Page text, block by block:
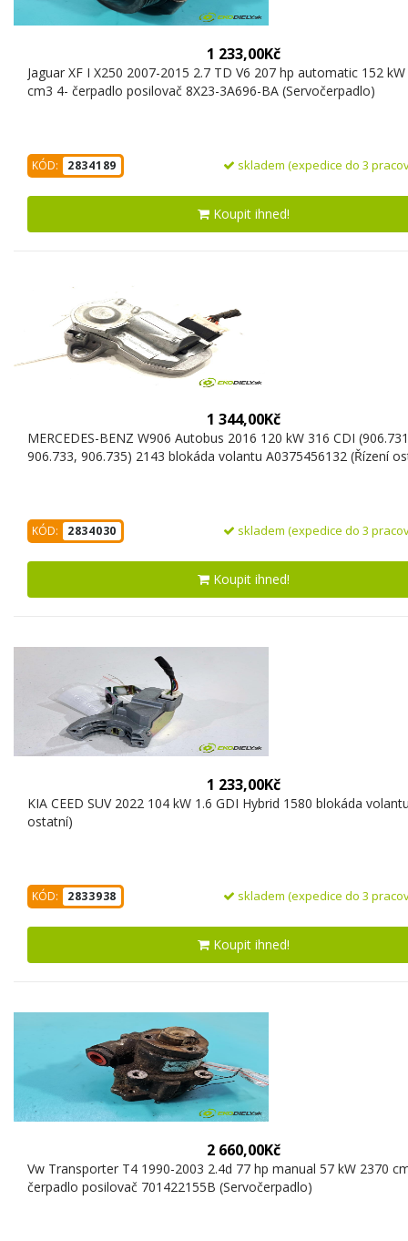
1 233,00Kč
Jaguar XF I X250 2007-2015 2.7 TD V6 207 hp automatic 152
cm3 4- čerpadlo posilovač 8X23-3A696-BA (Servočerpadlo)
KÓD: 2834189 skladem (expedice do 3
Koupit ihned!
1 344,00Kč
MERCEDES-BENZ W906 Autobus 2016 120 kW 316 CDI
906.733, 906.735) 2143 blokáda volantu A0375456132 (Řízení
KÓD: 2834030 skladem (expedice do 3
Koupit ihned!
1 233,00Kč
KIA CEED SUV 2022 104 kW 1.6 GDI Hybrid 1580 blokáda
ostatní)
KÓD: 2833938 skladem (expedice do 3
Koupit ihned!
2 660,00Kč
Vw Transporter T4 1990-2003 2.4d 77 hp manual 57 kW 2370
čerpadlo posilovač 701422155B (Servočerpadlo)